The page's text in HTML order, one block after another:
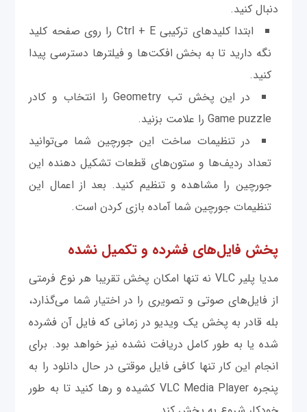
دنبال كنيد.
ابتدا کلیدهای ترکیبی Ctrl + E را روی صفحه کلید
نگه دارید تا به بخش افکت‌ها و فیلترها دسترسی پیدا
کنید.
در این پخش تب Geometry را انتخاب و کادر
Game puzzle را علامت بزنید.
در تنظیمات ساخت این جورچین شما می‌توانید
تعداد ردیف‌ها و ستون‌های قطعات تشکیل دهنده این
جورچین را مشاهده و تنظیم کنید. بعد از اعمال این
تنظیمات جورچین شما آماده بازی کردن است.
پخش فایل‌های فشرده و تکمیل نشده
مدیا پلیر VLC نه تنها امکان پخش تقريبا هر نوع فرمتی
از فایل‌های صوتی و تصویری را در اختیار شما می‌گذارد،
بله قادر به پخش یک ویدیو در زمانی که فایل آن فشرده
شده یا به طور کامل دریافت نشده نیز خواهد بود. برای
انجام این کار تنها کافی فایل موقتی در حال دانلود را به
پنجره VLC Media Player کشیده و رها کنید تا به طور